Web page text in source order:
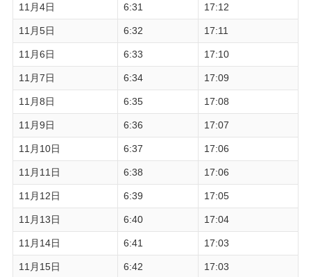
11月4日 6:31 17:12
11月5日 6:32 17:11
11月6日 6:33 17:10
11月7日 6:34 17:09
11月8日 6:35 17:08
11月9日 6:36 17:07
11月10日 6:37 17:06
11月11日 6:38 17:06
11月12日 6:39 17:05
11月13日 6:40 17:04
11月14日 6:41 17:03
11月15日 6:42 17:03